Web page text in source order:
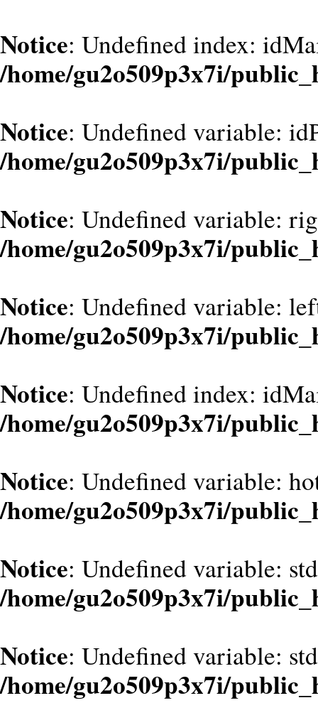
Notice: Undefined index:
/home/gu2o509p3x7i/
Notice: Undefined variable:
/home/gu2o509p3x7i/
Notice: Undefined variable:
/home/gu2o509p3x7i/
Notice: Undefined variable:
/home/gu2o509p3x7i/
Notice: Undefined index:
/home/gu2o509p3x7i/
Notice: Undefined variable:
/home/gu2o509p3x7i/
Notice: Undefined variable:
/home/gu2o509p3x7i/
Notice: Undefined variable:
/home/gu2o509p3x7i/